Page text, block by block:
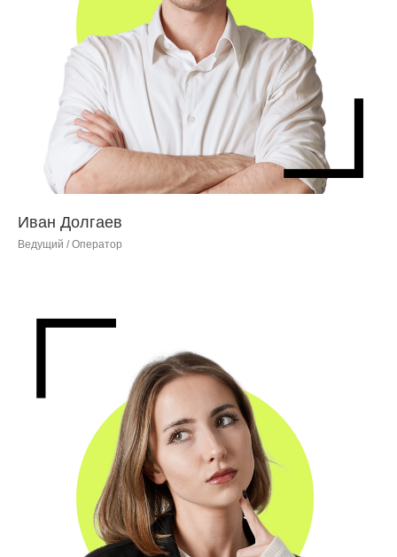
Иван Долгаев
Ведущий / Оператор